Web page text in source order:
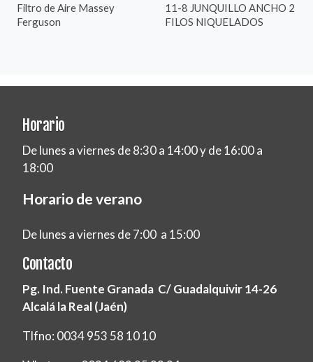
Filtro de Aire Massey
Ferguson
11-8 JUNQUILLO ANCHO 2
FILOS NIQUELADOS
Horario
De lunes a viernes de 8:30 a 14:00 y de 16:00 a
18:00
Horario de verano
De lunes a viernes de 7:00 a 15:00
Contacto
Pg. Ind. Fuente Granada C/ Guadalquivir 14-26
Alcalá la Real (Jaén)
Tlfno: 0034 953 58 10 10